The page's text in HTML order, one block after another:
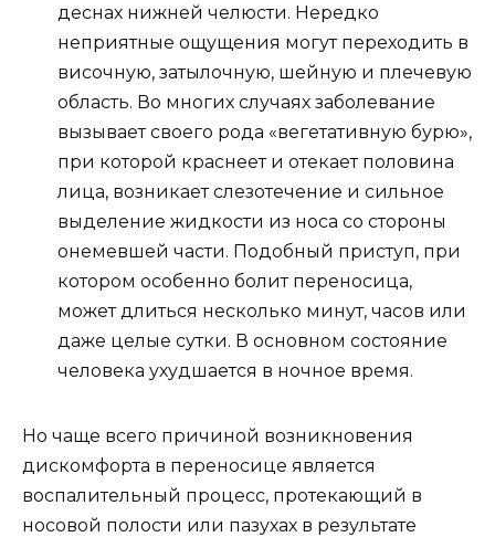
деснах нижней челюсти. Нередко
неприятные ощущения могут переходить в
височную, затылочную, шейную и плечевую
область. Во многих случаях заболевание
вызывает своего рода «вегетативную бурю»,
при которой краснеет и отекает половина
лица, возникает слезотечение и сильное
выделение жидкости из носа со стороны
онемевшей части. Подобный приступ, при
котором особенно болит переносица,
может длиться несколько минут, часов или
даже целые сутки. В основном состояние
человека ухудшается в ночное время.
Но чаще всего причиной возникновения
дискомфорта в переносице является
воспалительный процесс, протекающий в
носовой полости или пазухах в результате